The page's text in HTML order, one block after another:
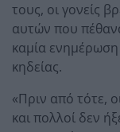
τους, οι γονείς
αυτών που
καμία ενημέρωση
κηδείας.
«Πριν από τότε,
και πολλοί δεν